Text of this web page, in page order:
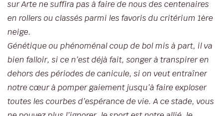
sur Arte ne suffira pas à faire de nous des centenaires
en rollers ou classés parmi les favoris du critérium 1ère
neige.
Génétique ou phénoménal coup de bol mis à part, il va
bien falloir, si ce n’est déjà fait, songer à transpirer en
dehors des périodes de canicule, si on veut entraîner
notre cœur à pomper gaiement jusqu’à faire exploser
toutes les courbes d’espérance de vie. A ce stade, vous